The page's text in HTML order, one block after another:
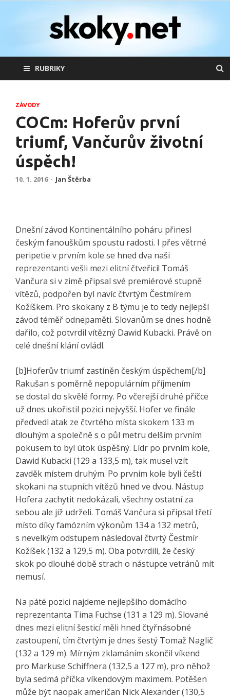
skoky.net
skoky na lyžích
RUBRIKY
ZÁVODY
COCm: Hoferův první
triumf, Vančurův životní
úspěch!
10. 1. 2016 - Jan Štěrba
Dnešní závod Kontinentálního poháru přinesl
českým fanouškům spoustu radosti. I přes větrné
peripetie v prvním kole se hned dva naši
reprezentanti vešli mezi elitní čtveřici! Tomáš
Vančura si v zimě připsal své premiérové stupně
vítězů, podpořen byl navíc čtvrtým Čestmírem
Kožíškem. Pro skokany z B týmu je to tedy nejlepší
závod téměř odnepaměti. Slovanům se dnes hodně
dařilo, což potvrdil vítězný Dawid Kubacki. Právě on
celé dnešní klání ovládl.
[b]Hoferův triumf zastíněn českým úspěchem[/b]
Rakušan s poměrně nepopulárním příjmením
se dostal do skvělé formy. Po včerejší druhé příčce
už dnes ukořistil pozici nejvyšší. Hofer ve finále
předvedl atak ze čtvrtého místa skokem 133 m
dlouhým a společně s o půl metru delším prvním
pokusem to byl útok úspěšný. Lídr po prvním kole,
Dawid Kubacki (129 a 133,5 m), tak musel vzít
zavděk místem druhým. Po prvním kole byli čeští
skokani na stupních vítězů hned ve dvou. Nástup
Hofera zachytit nedokázali, všechny ostatní za
sebou ale již udrželi. Tomáš Vančura si připsal třetí
místo díky famózním výkonům 134 a 132 metrů,
s nevelkým odstupem následoval čtvrtý Čestmír
Kožíšek (132 a 129,5 m). Oba potvrdili, že český
skok po dlouhé době strach o nástupce vetránů mít
nemusí.
Na páté pozici najdeme nejlepšího domácího
reprezentanta Tima Fuchse (131 a 129 m). Slované
dnes mezi elitní šesticí měli hned čtyřnásobné
zastoupení, tím čtvrtým je dnes šestý Tomaž Naglič
(132 a 129 m). Mírným zklamáním skončil víkend
pro Markuse Schiffnera (132,5 a 127 m), pro něhož
byla sedmá příčka víkendovým maximem. Potěšen
může být naopak američan Nick Alexander (130,5